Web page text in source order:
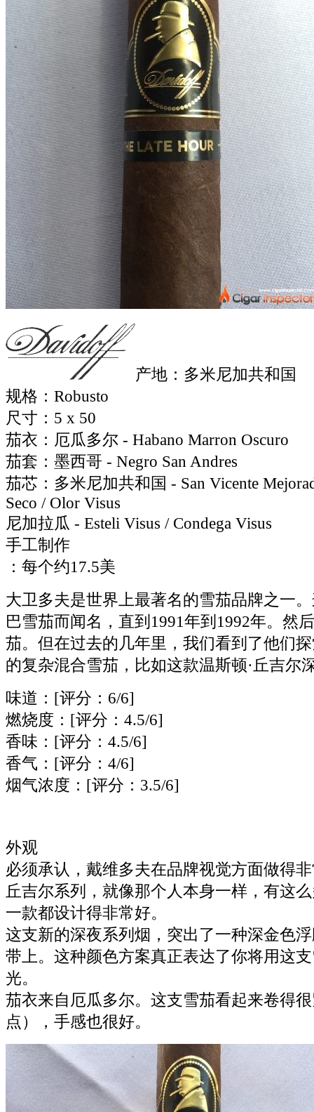
产地：多米尼加共和国
规格：Robusto
尺寸：5 x 50
茄衣：厄瓜多尔 - Habano Marron Oscuro
茄套：墨西哥 - Negro San Andres
茄芯：多米尼加共和国 - San Vicente
Seco / Olor Visus
尼加拉瓜 - Esteli Visus / Condega Visus
手工制作
：每个约17.5美
大卫多夫是世界上最著名的雪茄品牌之一
巴雪茄而闻名，直到1991年到1992年。然
茄。但在过去的几年里，我们看到了他们
的复杂混合雪茄，比如这款温斯顿·丘吉尔
味道：[评分：6/6]
燃烧度：[评分：4.5/6]
香味：[评分：4.5/6]
香气：[评分：4/6]
烟气浓度：[评分：3.5/6]
外观
必须承认，戴维多夫在品牌视觉方面做得
丘吉尔系列，就像那个人本身一样，有这
一款都设计得非常好。
这支新的深夜系列烟，突出了一种深金色
带上。这种颜色方案真正表达了你将用这
光。
茄衣来自厄瓜多尔。这支雪茄看起来卷得
点），手感也很好。